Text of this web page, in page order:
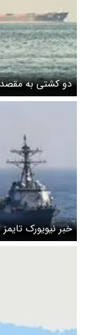
دو کشتی به مقصد
هرمز از آغاز جنگ